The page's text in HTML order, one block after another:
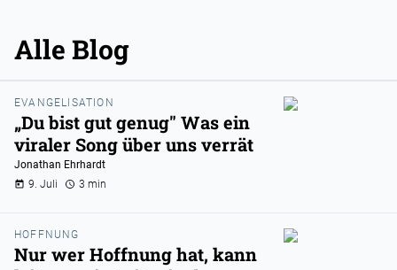
Alle Blog
EVANGELISATION
„Du bist gut genug" Was ein
viraler Song über uns verrät
Jonathan Ehrhardt
9. Juli
3 min
HOFFNUNG
Nur wer Hoffnung hat, kann